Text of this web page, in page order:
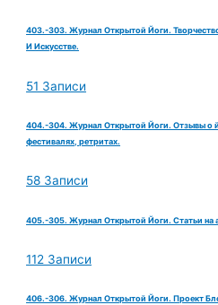
403.-303. Журнал Открытой Йоги.
И Искусстве.
51 Записи
404.-304. Журнал Открытой Йоги. Отзывы о
фестивалях, ретритах.
58 Записи
405.-305. Журнал Открытой Йоги. Статьи на
112 Записи
406.-306. Журнал Открытой Йоги. Проект